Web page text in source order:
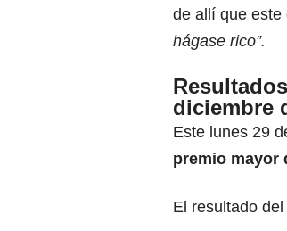
de allí que este
hágase rico”.
diciembre
Este lunes 29
premio mayor
El resultado